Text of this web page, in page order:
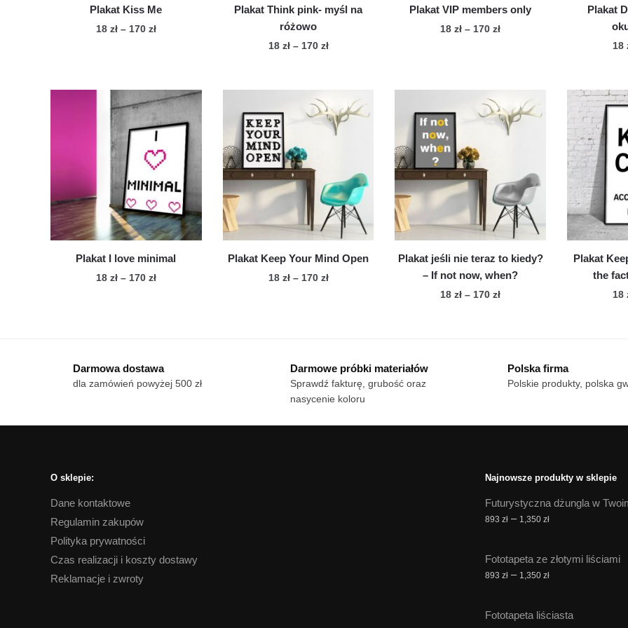
Plakat Kiss Me
18 zł – 170 złZakres
do
170 zł
ma
wiele
wariantów.
Opcje
można
wybrać
na
stronie
produktu
Plakat Think pink- myśl na
różowo
18 zł – 170 złZakres
do
170 zł
produkt
ma
wiele
wariantów.
Opcje
można
wybrać
na
stronie
Plakat VIP members only
18zł – 170złZakres
170 zł
ma
wiele
wariantów.
można
wybrać
na
stronie
produktu
Plakat
18
Plakat I love minimal
18 zł – 170 złZakres
wariantów.
Opcje
wybrać
Plakat Keep Your Mind Open
18 zł – 170 złZakres
wariantów.
Opcje
można
wybrać
Plakat jeśli nie teraz to kiedy?
– If not now, when?
18zł – 170złZakres
170 zł
wariantów.
można
stronie
Plakat
the
18
Darmowa dostawa
dla zamówień powyżej 500 zł
Darmowe próbki materiałów
Sprawdź fakturę, grubość oraz
nasycenie koloru
Polska firma
Polskie produkty, polska
O sklepie:
Dane kontaktowe
Regulamin zakupów
Polityka prywatności
Czas realizacji i koszty dostawy
Reklamacje i zwroty
Najnowsze produkty w sklepie
Futurystyczna dżungla w
893 zł – 1,350 złZakres
893 zł
Fototapeta ze złotymi liściami
893 zł – 1,350 złZakres
893 zł
Fototapeta liściasta